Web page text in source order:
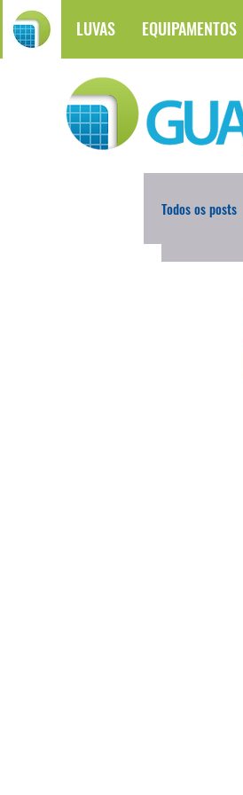
LUVAS EQUIPAMENTOS
Todos os posts